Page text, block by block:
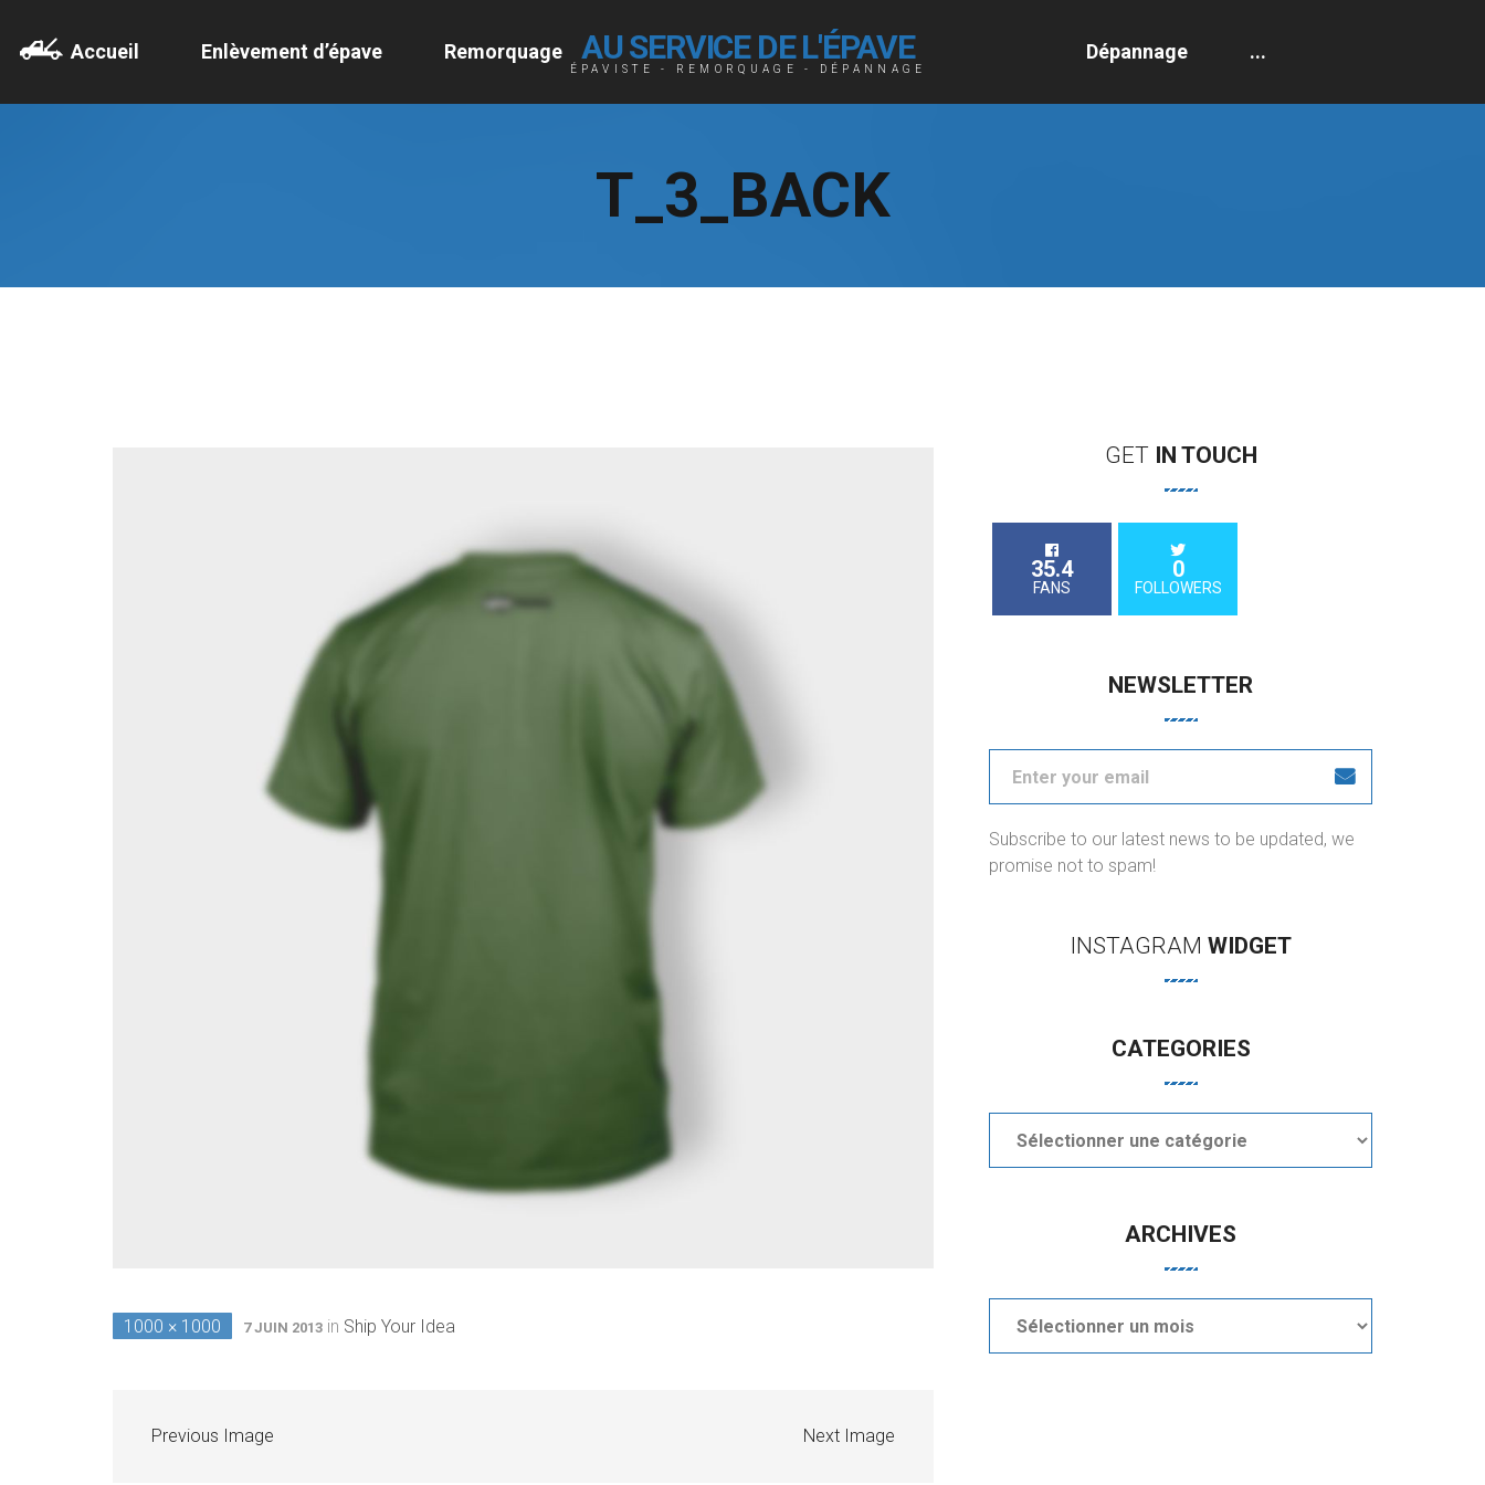
AU SERVICE DE L'ÉPAVE
ÉPAVISTE - REMORQUAGE - DÉPANNAGE
Accueil Enlèvement d’épave Remorquage Dépannage ...
T_3_BACK
1000 × 1000 7 JUIN 2013 in Ship Your Idea
Previous Image Next Image
GETIN TOUCH
35.4
FANS
0
FOLLOWERS
NEWSLETTER
Subscribe to our latest news to be updated, we
promise not to spam!
INSTAGRAM WIDGET
CATEGORIES
ARCHIVES